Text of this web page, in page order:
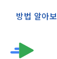
방법 알아보